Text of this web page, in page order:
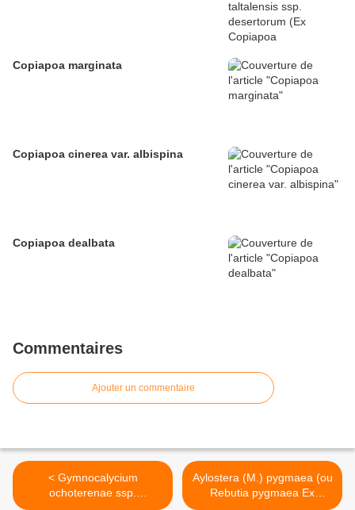
Copiapoa marginata
Copiapoa cinerea var. albispina
Copiapoa dealbata
Commentaires
Ajouter un commentaire
< Gymnocalycium
ochoterenae ssp.
Aylostera (M.) pygmaea (ou
Rebutia pygmaea Ex